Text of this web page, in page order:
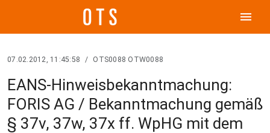
menu
07.02.2012, 11:45:58 / OTS0088 OTW0088
EANS-Hinweisbekanntmachung:
FORIS AG / Bekanntmachung gemäß
§ 37v, 37w, 37x ff. WpHG mit dem